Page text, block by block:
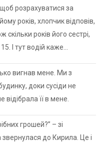
розрахуватися за
років, хлопчик відповів,
років його сестрі,
І тут водій каже…
вигнав мене. Ми з
доки сусіди не
відібрала її в мене.
грошей?” – зі
до Кирила. Це і